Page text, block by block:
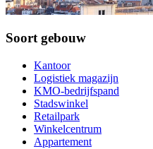
Soort gebouw
Kantoor
Logistiek magazijn
KMO-bedrijfspand
Stadswinkel
Retailpark
Winkelcentrum
Appartement